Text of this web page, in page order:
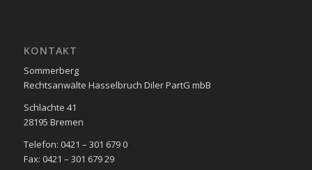
KON­TAKT
Sommerberg
Rechtsanwälte Hasselbruch Diler PartG mbB
Schlachte 41
28195 Bre­men
Telefon: 0421 – 301 679 0
Fax: 0421 – 301 679 29